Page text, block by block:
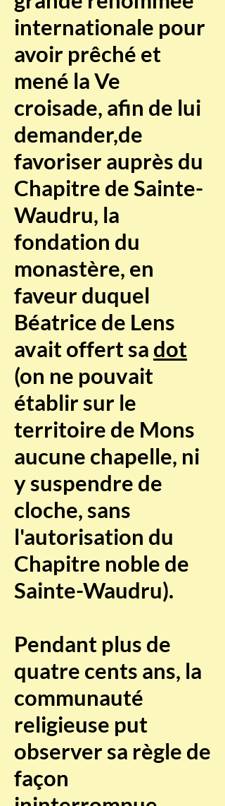
internationale pour
avoir prêché et
mené la Ve
croisade, afin de lui
demander,de
favoriser auprès du
Chapitre de Sainte-
Waudru, la
fondation du
monastère, en
faveur duquel
Béatrice de Lens
avait offert sa dot
(on ne pouvait
établir sur le
territoire de Mons
aucune chapelle, ni
y suspendre de
cloche, sans
l'autorisation du
Chapitre noble de
Sainte-Waudru).
Pendant plus de
quatre cents ans, la
communauté
religieuse put
observer sa règle de
façon